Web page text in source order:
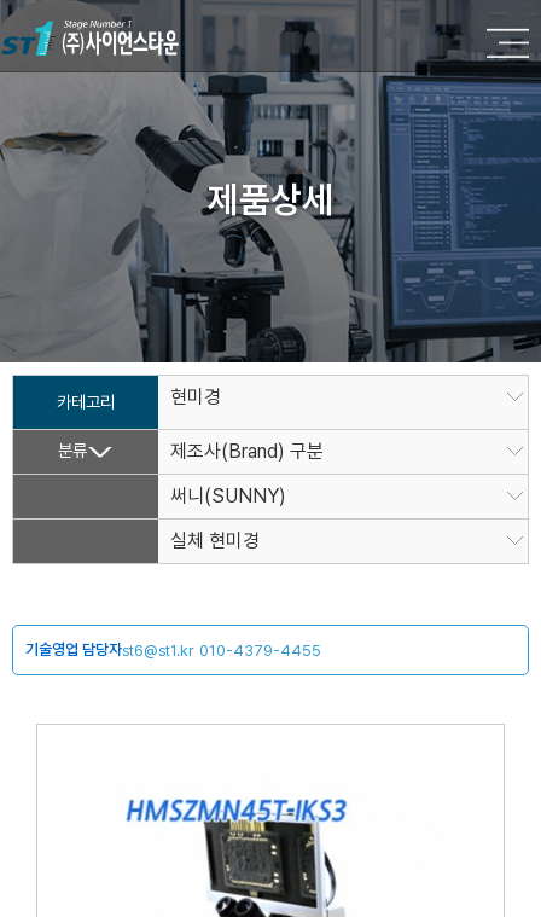
제품상세
카테고리 현미경
분류
제조사(Brand) 구분
써니(SUNNY)
실체 현미경
기술영업 담당자st6@st1.kr 010-4379-4455